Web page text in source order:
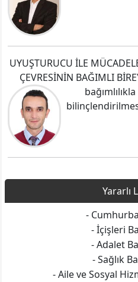
UYUŞTURUCU İLE
ÇEVRESİNİN BAĞIMLI
Yararlı
-
- İçişleri
- Adalet
- Sağlık
- Aile ve Sosyal